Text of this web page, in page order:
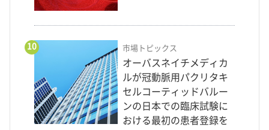
10 市場トピックス
オーバスネイチメディカ
ルが冠動脈用パクリタキ
セルコーティッドバルー
ンの日本での臨床試験に
おける最初の患者登録を